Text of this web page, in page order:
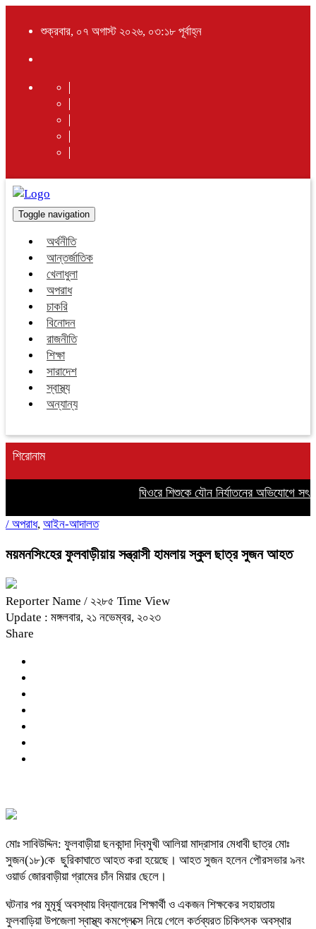
শুক্রবার, ০৭ অগাস্ট ২০২৬, ০৩:১৮ পূর্বাহ্ন
Toggle navigation
অর্থনীতি
আন্তর্জাতিক
খেলাধুলা
অপরাধ
চাকরি
বিনোদন
রাজনীতি
শিক্ষা
সারাদেশ
স্বাস্থ্য
অন্যান্য
শিরোনাম
ঘিওরে শিশুকে যৌন নির্যাতনের অভিযোগে সৎ
/ অপরাধ, আইন-আদালত
ময়মনসিংহের ফুলবাড়ীয়ায় সন্ত্রাসী হামলায় স্কুল ছাত্র সুজন আহত
Reporter Name / ২২৮৫ Time View
Update : মঙ্গলবার, ২১ নভেম্বর, ২০২৩
Share
মোঃ সাবিউদ্দিন: ফুলবাড়ীয়া ছনকান্দা দ্বিমুখী আলিয়া মাদ্রাসার মেধাবী ছাত্র মোঃ
সুজন(১৮)কে ছুরিকাঘাতে আহত করা হয়েছে। আহত সুজন হলেন পৌরসভার ৯নং
ওয়ার্ড জোরবাড়ীয়া গ্রামের চাঁন মিয়ার ছেলে।
ঘটনার পর মুমূর্ষু অবস্থায় বিদ্যালয়ের শিক্ষার্থী ও একজন শিক্ষকের সহায়তায়
ফুলবাড়িয়া উপজেলা স্বাস্থ্য কমপ্লেক্সে নিয়ে গেলে কর্তব্যরত চিকিৎসক অবস্থার